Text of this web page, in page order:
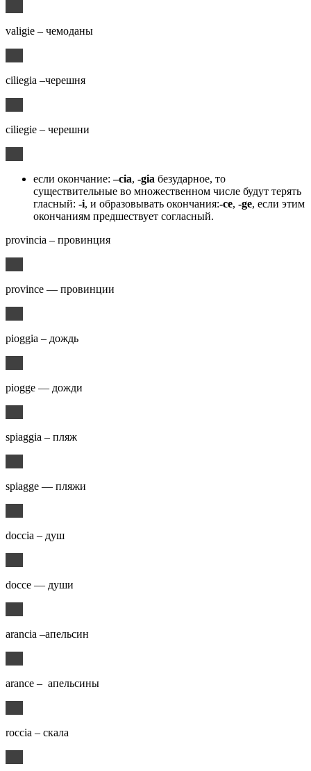
valigie – чемоданы
ciliegia –черешня
ciliegie – черешни
если окончание:–cia, -gia безударное, то
существительные во множественном числе будут терять
гласный: -i, и образовывать окончания:-ce, -ge, если этим
окончаниям предшествует согласный.
provincia – провинция
province — провинции
pioggia – дождь
piogge — дожди
spiaggia – пляж
spiagge — пляжи
doccia – душ
docce — души
arancia –апельсин
arance – апельсины
roccia – скала